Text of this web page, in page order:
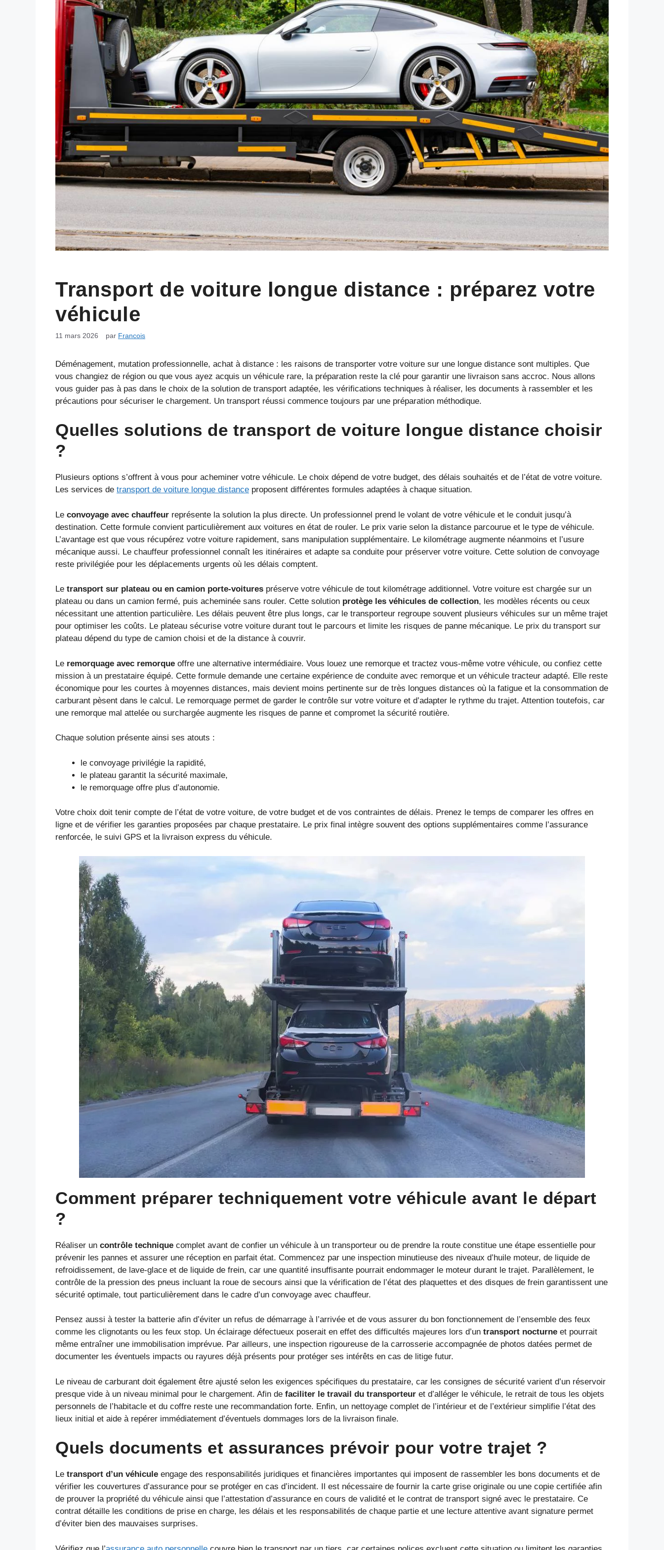
Transport de voiture longue distance : préparez votre
véhicule
11 mars 2026 par Francois
Déménagement, mutation professionnelle, achat à distance : les raisons de transporter votre voiture sur une longue distance sont multiples. Que
vous changiez de région ou que vous ayez acquis un véhicule rare, la préparation reste la clé pour garantir une livraison sans accroc. Nous allons
vous guider pas à pas dans le choix de la solution de transport adaptée, les vérifications techniques à réaliser, les documents à rassembler et les
précautions pour sécuriser le chargement. Un transport réussi commence toujours par une préparation méthodique.
Quelles solutions de transport de voiture longue distance choisir
?
Plusieurs options s’offrent à vous pour acheminer votre véhicule. Le choix dépend de votre budget, des délais souhaités et de l’état de votre voiture.
Les services de transport de voiture longue distance proposent différentes formules adaptées à chaque situation.
Le convoyage avec chauffeur représente la solution la plus directe. Un professionnel prend le volant de votre véhicule et le conduit jusqu’à
destination. Cette formule convient particulièrement aux voitures en état de rouler. Le prix varie selon la distance parcourue et le type de véhicule.
L’avantage est que vous récupérez votre voiture rapidement, sans manipulation supplémentaire. Le kilométrage augmente néanmoins et l’usure
mécanique aussi. Le chauffeur professionnel connaît les itinéraires et adapte sa conduite pour préserver votre voiture. Cette solution de convoyage
reste privilégiée pour les déplacements urgents où les délais comptent.
Le transport sur plateau ou en camion porte-voitures préserve votre véhicule de tout kilométrage additionnel. Votre voiture est chargée sur un
plateau ou dans un camion fermé, puis acheminée sans rouler. Cette solution protège les véhicules de collection, les modèles récents ou ceux
nécessitant une attention particulière. Les délais peuvent être plus longs, car le transporteur regroupe souvent plusieurs véhicules sur un même trajet
pour optimiser les coûts. Le plateau sécurise votre voiture durant tout le parcours et limite les risques de panne mécanique. Le prix du transport sur
plateau dépend du type de camion choisi et de la distance à couvrir.
Le remorquage avec remorque offre une alternative intermédiaire. Vous louez une remorque et tractez vous-même votre véhicule, ou confiez cette
mission à un prestataire équipé. Cette formule demande une certaine expérience de conduite avec remorque et un véhicule tracteur adapté. Elle reste
économique pour les courtes à moyennes distances, mais devient moins pertinente sur de très longues distances où la fatigue et la consommation de
carburant pèsent dans le calcul. Le remorquage permet de garder le contrôle sur votre voiture et d’adapter le rythme du trajet. Attention toutefois, car
une remorque mal attelée ou surchargée augmente les risques de panne et compromet la sécurité routière.
Chaque solution présente ainsi ses atouts :
le convoyage privilégie la rapidité,
le plateau garantit la sécurité maximale,
le remorquage offre plus d’autonomie.
Votre choix doit tenir compte de l’état de votre voiture, de votre budget et de vos contraintes de délais. Prenez le temps de comparer les offres en
ligne et de vérifier les garanties proposées par chaque prestataire. Le prix final intègre souvent des options supplémentaires comme l’assurance
renforcée, le suivi GPS et la livraison express du véhicule.
Comment préparer techniquement votre véhicule avant le départ
?
Réaliser un contrôle technique complet avant de confier un véhicule à un transporteur ou de prendre la route constitue une étape essentielle pour
prévenir les pannes et assurer une réception en parfait état. Commencez par une inspection minutieuse des niveaux d’huile moteur, de liquide de
refroidissement, de lave-glace et de liquide de frein, car une quantité insuffisante pourrait endommager le moteur durant le trajet. Parallèlement, le
contrôle de la pression des pneus incluant la roue de secours ainsi que la vérification de l’état des plaquettes et des disques de frein garantissent une
sécurité optimale, tout particulièrement dans le cadre d’un convoyage avec chauffeur.
Pensez aussi à tester la batterie afin d’éviter un refus de démarrage à l’arrivée et de vous assurer du bon fonctionnement de l’ensemble des feux
comme les clignotants ou les feux stop. Un éclairage défectueux poserait en effet des difficultés majeures lors d’un transport nocturne et pourrait
même entraîner une immobilisation imprévue. Par ailleurs, une inspection rigoureuse de la carrosserie accompagnée de photos datées permet de
documenter les éventuels impacts ou rayures déjà présents pour protéger ses intérêts en cas de litige futur.
Le niveau de carburant doit également être ajusté selon les exigences spécifiques du prestataire, car les consignes de sécurité varient d’un réservoir
presque vide à un niveau minimal pour le chargement. Afin de faciliter le travail du transporteur et d’alléger le véhicule, le retrait de tous les objets
personnels de l’habitacle et du coffre reste une recommandation forte. Enfin, un nettoyage complet de l’intérieur et de l’extérieur simplifie l’état des
lieux initial et aide à repérer immédiatement d’éventuels dommages lors de la livraison finale.
Quels documents et assurances prévoir pour votre trajet ?
Le transport d’un véhicule engage des responsabilités juridiques et financières importantes qui imposent de rassembler les bons documents et de
vérifier les couvertures d’assurance pour se protéger en cas d’incident. Il est nécessaire de fournir la carte grise originale ou une copie certifiée afin
de prouver la propriété du véhicule ainsi que l’attestation d’assurance en cours de validité et le contrat de transport signé avec le prestataire. Ce
contrat détaille les conditions de prise en charge, les délais et les responsabilités de chaque partie et une lecture attentive avant signature permet
d’éviter bien des mauvaises surprises.